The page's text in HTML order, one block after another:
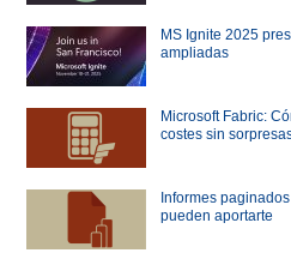
MS Ignite 2025
ampliadas
Microsoft Fabric:
costes sin
Informes
pueden aportarte